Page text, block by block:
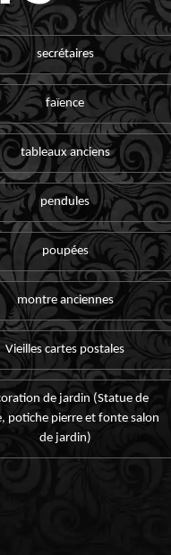
secrétaires
faïence
tableaux anciens
pendules
poupées
montre anciennes
Vieilles cartes postales
de jardin (Statue de
potiche pierre et fonte salon
de jardin)